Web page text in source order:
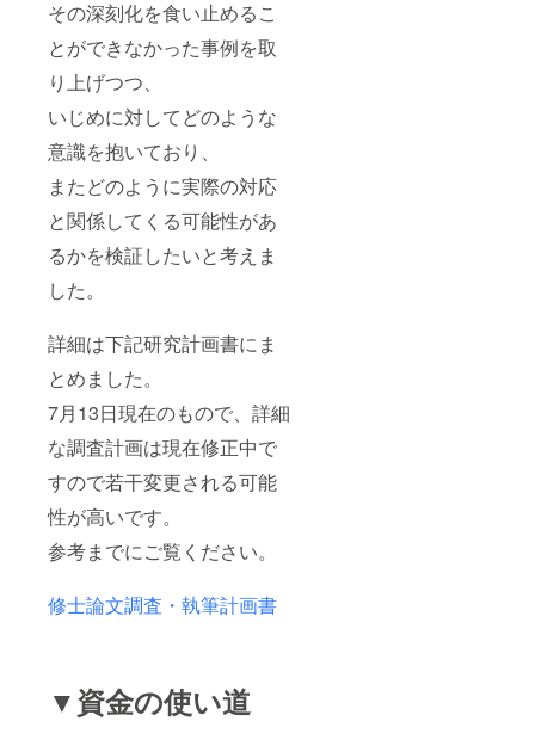
その深刻化を食い止めるこ
とができなかった事例を取
り上げつつ、
いじめに対してどのような
意識を抱いており、
またどのように実際の対応
と関係してくる可能性があ
るかを検証したいと考えま
した。
詳細は下記研究計画書にま
とめました。
7月13日現在のもので、詳細
な調査計画は現在修正中で
すので若干変更される可能
性が高いです。
参考までにご覧ください。
修士論文調査・執筆計画書
▼資金の使い道